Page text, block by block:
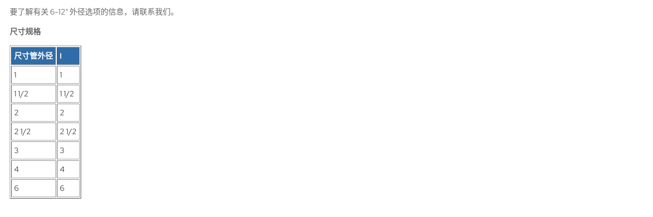
要了解有关 6-12" 外径选项的信息，请联系我们。
尺寸规格
尺寸管外径
I
1
1
1 1/2
1 1/2
2
2
2 1/2
2 1/2
3
3
4
4
6
6